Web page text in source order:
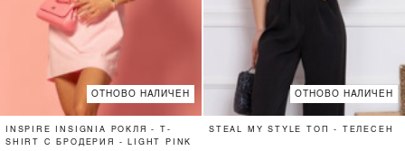
ОТНОВО НАЛИЧЕН
INSPIRE INSIGNIA РОКЛЯ - T-
SHIRT С БРОДЕРИЯ - LIGHT PINK
ОТНОВО НАЛИЧЕН
STEAL MY STYLE ТОП - ТЕЛЕСЕН